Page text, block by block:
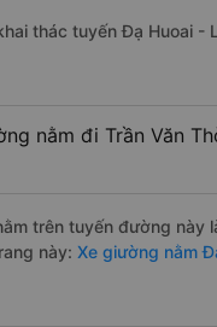
thác tuyến Đạ Huoai -
nằm đi Trần Văn
trên tuyến đường này
này: Xe giường nằm